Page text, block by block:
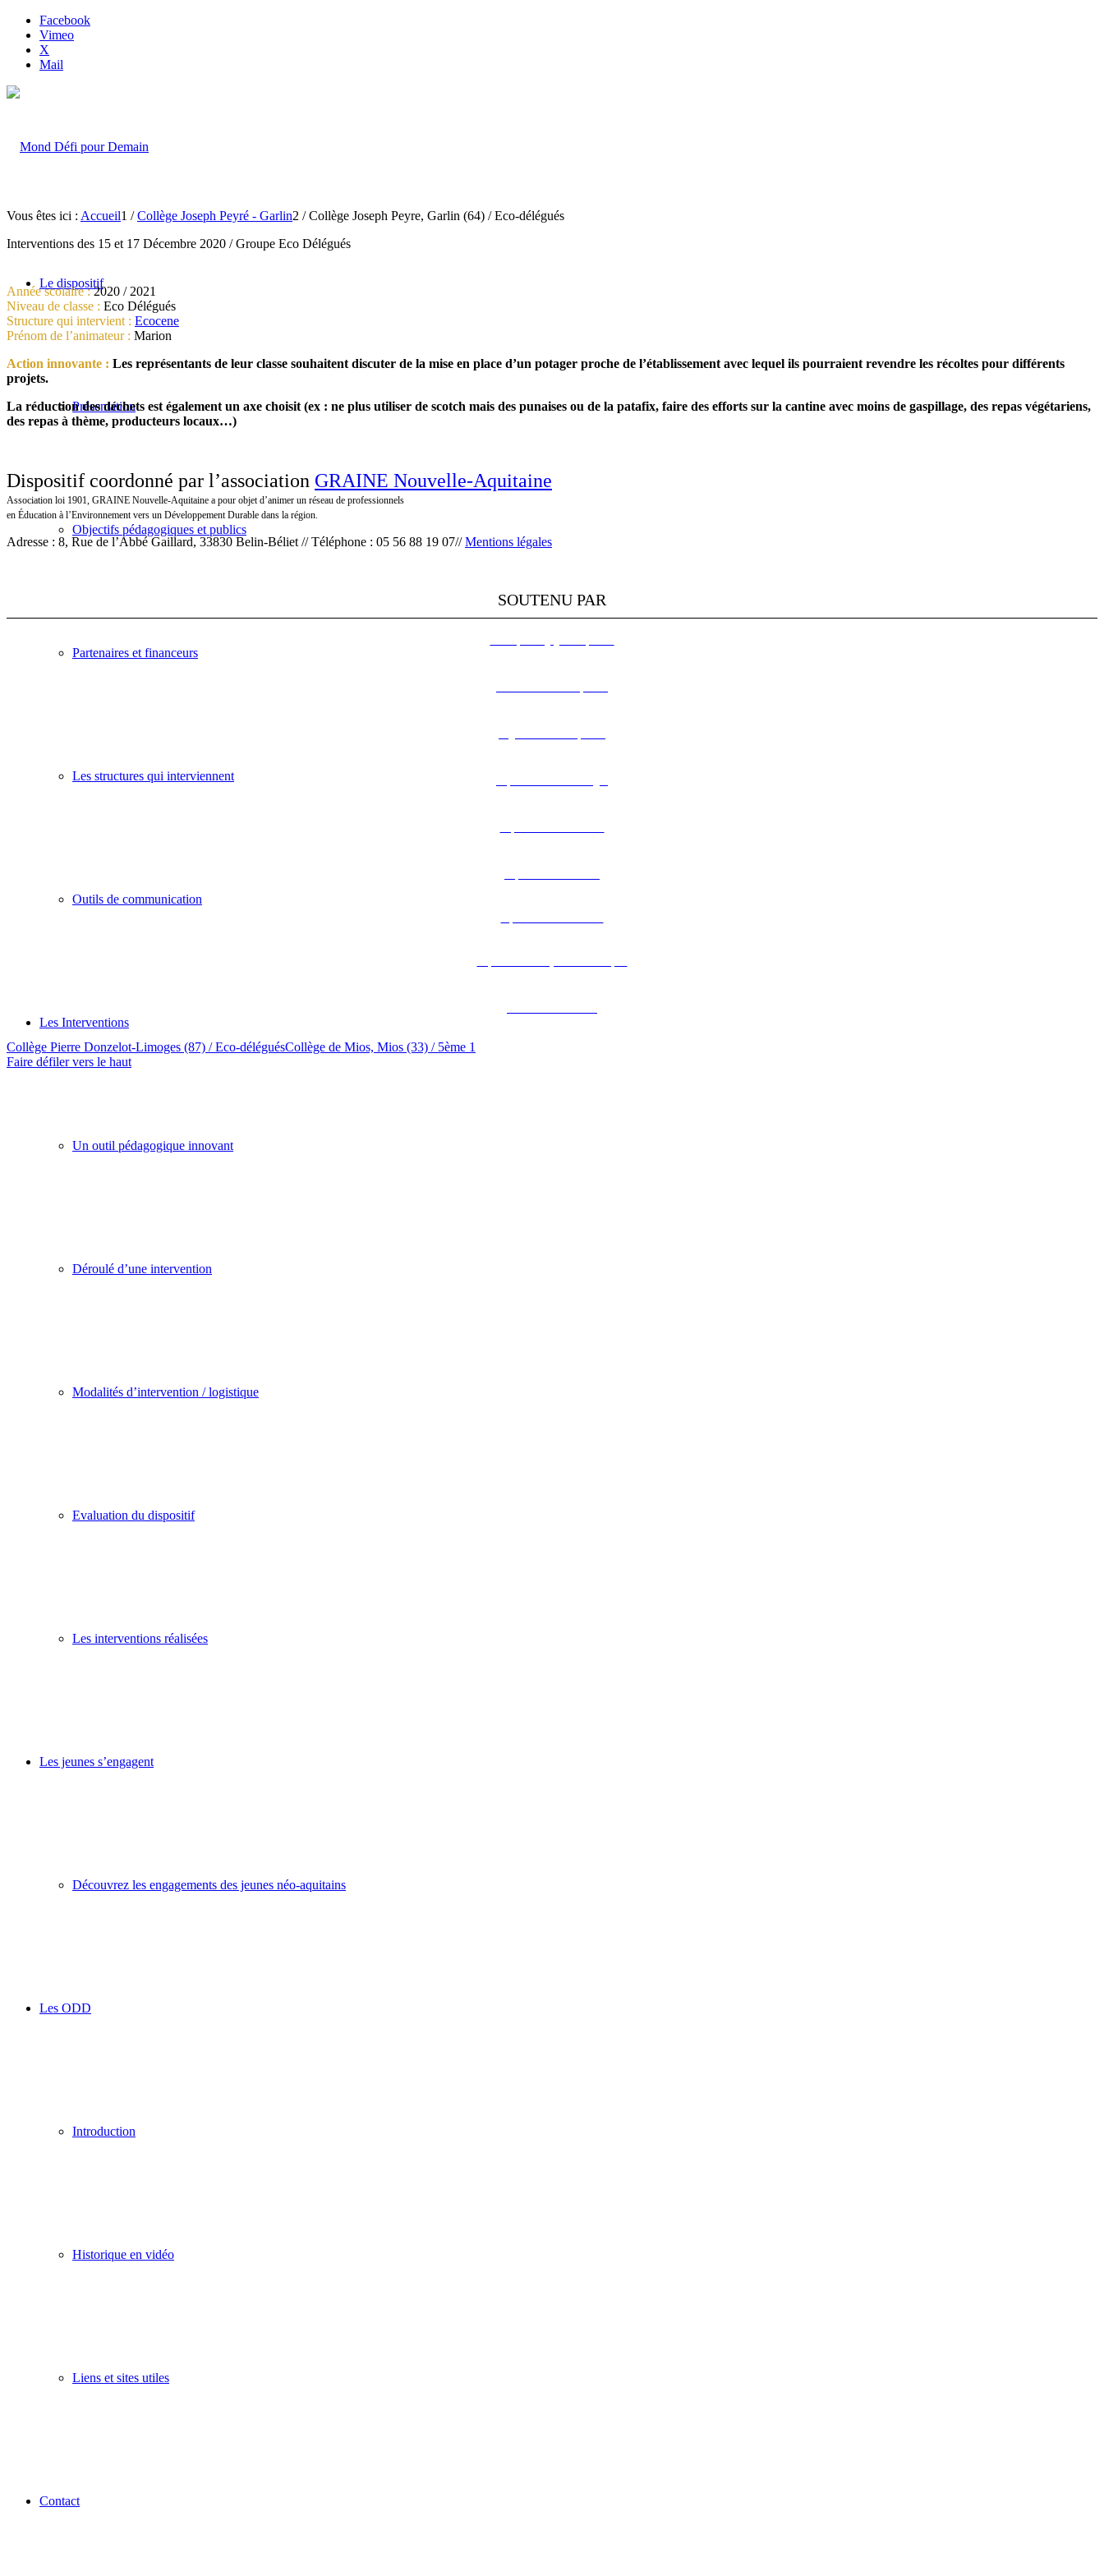
Facebook
Vimeo
X
Mail
Le dispositif
Présentation
Objectifs pédagogiques et publics
Partenaires et financeurs
Les structures qui interviennent
Outils de communication
Les Interventions
Un outil pédagogique innovant
Déroulé d’une intervention
Modalités d’intervention / logistique
Evaluation du dispositif
Les interventions réalisées
Les jeunes s’engagent
Découvrez les engagements des jeunes néo-aquitains
Les ODD
Introduction
Historique en vidéo
Liens et sites utiles
Contact
Vous êtes ici : Accueil1 / Collège Joseph Peyré - Garlin2 / Collège Joseph Peyre, Garlin (64) / Eco-délégués
Interventions des 15 et 17 Décembre 2020 / Groupe Eco Délégués
Année scolaire :2020 / 2021
Niveau de classe : Eco Délégués
Structure qui intervient : Ecocene
Prénom de l’animateur : Marion
Action innovante : Les représentants de leur classe souhaitent discuter de la mise en place d’un potager proche de l’établissement avec lequel ils pourraient revendre les récoltes pour différents
projets.
La réduction des déchets est également un axe choisit (ex : ne plus utiliser de scotch mais des punaises ou de la patafix, faire des efforts sur la cantine avec moins de gaspillage, des repas végétariens,
des repas à thème, producteurs locaux…)
Dispositif coordonné par l’association GRAINE Nouvelle-Aquitaine
Association loi 1901, GRAINE Nouvelle-Aquitaine a pour objet d’animer un réseau de professionnels
en Éducation à l’Environnement vers un Développement Durable dans la région.
Adresse : 8, Rue de l’Abbé Gaillard, 33830 Belin-Béliet // Téléphone : 05 56 88 19 07//Mentions légales
SOUTENU PAR
Collège Pierre Donzelot-Limoges (87) / Eco-déléguésCollège de Mios, Mios (33) / 5ème 1
Faire défiler vers le haut